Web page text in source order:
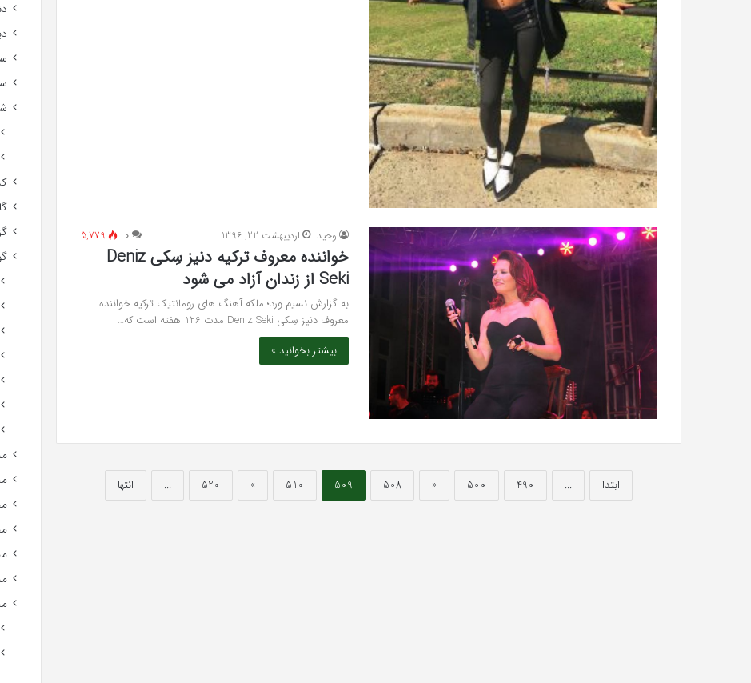
وحید اردیبهشت 22, 1396 ۰ 5,779
خواننده معروف ترکیه دنیز سِکی Deniz
Seki از زندان آزاد می شود
به گزارش نسیم ورد؛ ملکه آهنگ های رومانتیک ترکیه خواننده
معروف دنیز سِکی Deniz Seki مدت 126 هفته است که…
بیشتر بخوانید »
ابتدا ...
490
500
«
508
509
510
»
520
... انتها